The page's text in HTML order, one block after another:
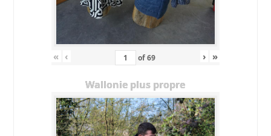
« ‹ of69 › »
Wallonie plus propre